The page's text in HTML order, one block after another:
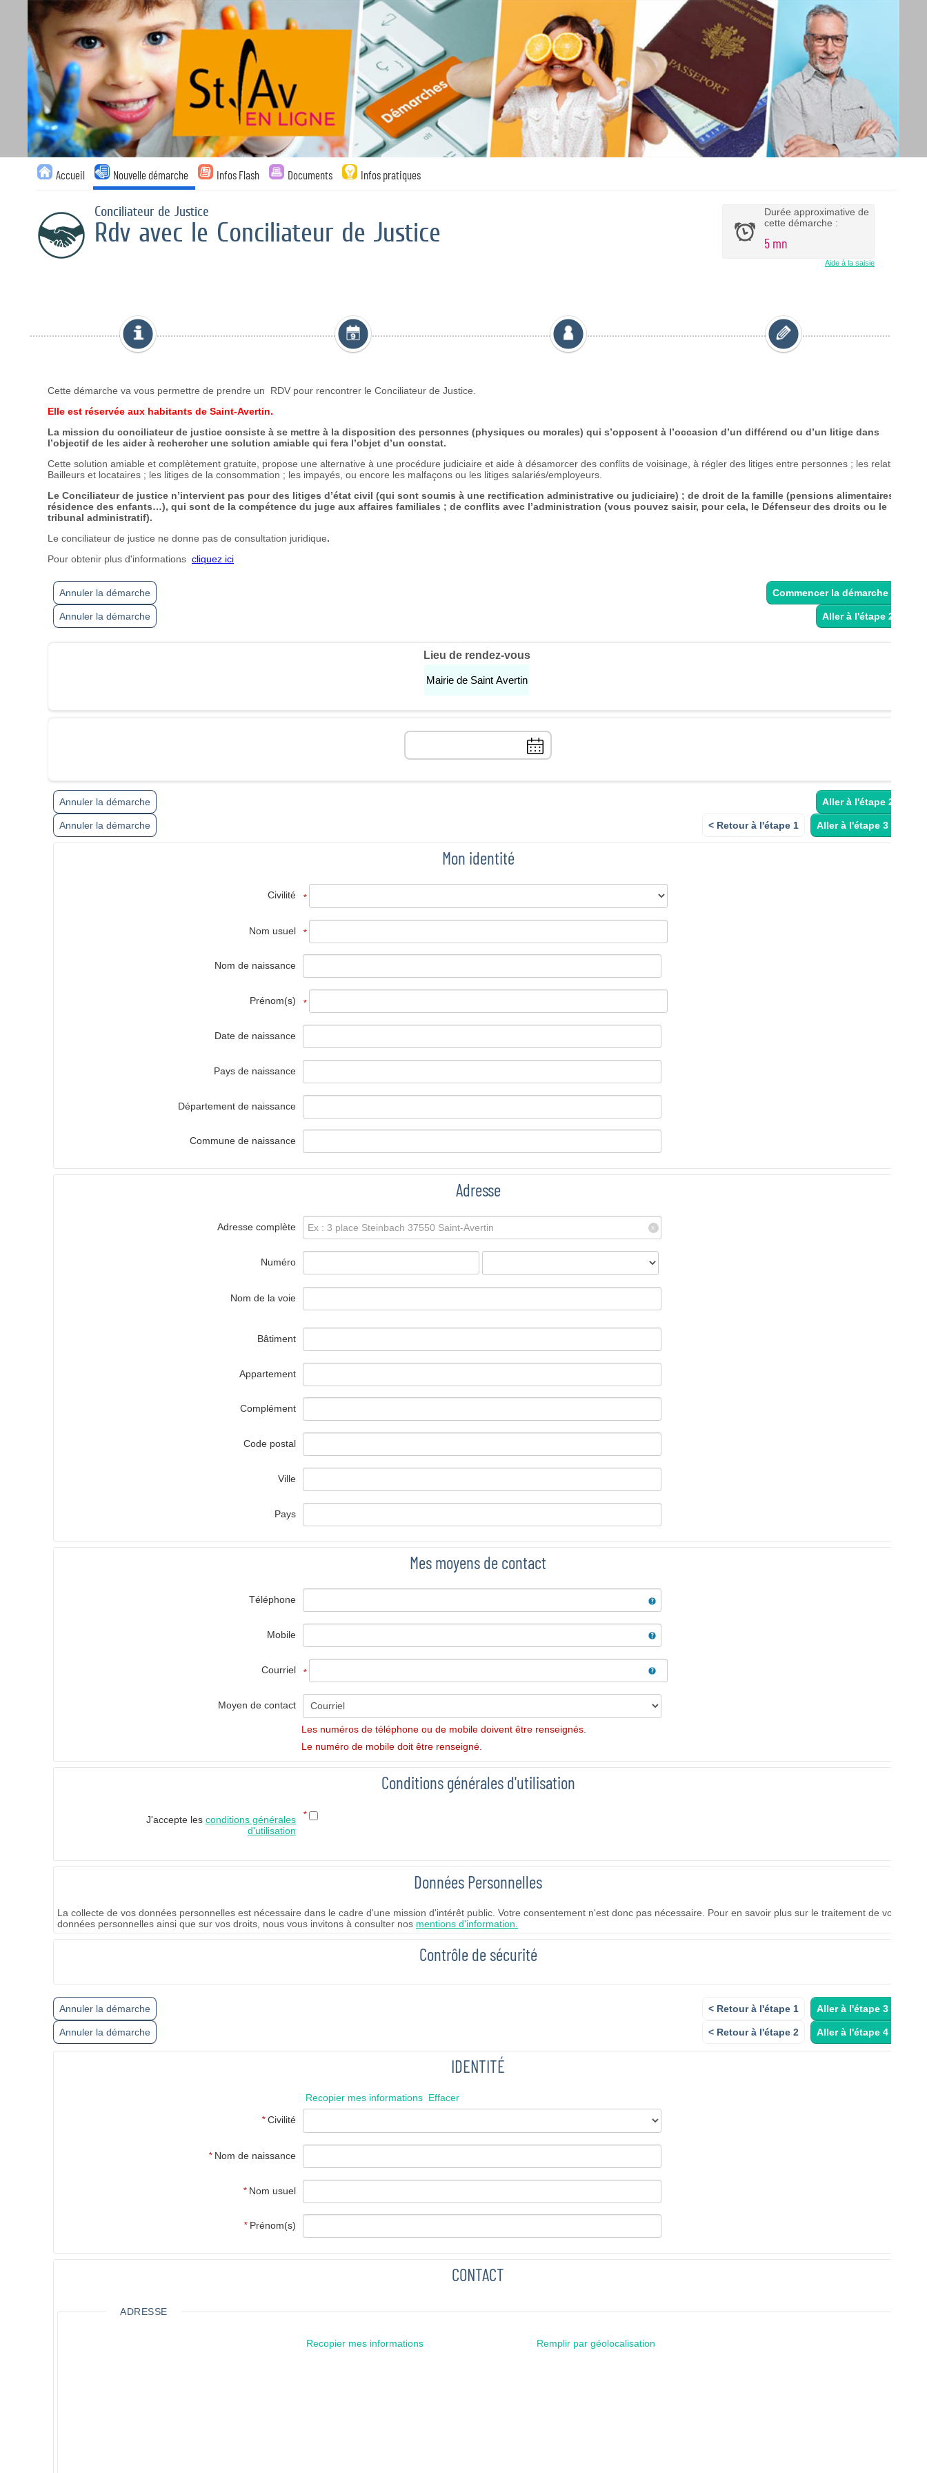
Liste
des
avertissements
Accueil Nouvelle démarche Infos Flash Documents Infos pratiques
Conciliateur de Justice
Rdv avec le Conciliateur de Justice
Durée approximative de
cette démarche :
5 mn
Aide à la saisie
Commencer la démarche
Annuler la démarche
Aller à l'étape 2 >
Annuler la démarche
Lieu de rendez-vous
Mairie de Saint Avertin
Aller à l'étape 2 >
Annuler la démarche
Aller à l'étape 3 >
< Retour à l'étape 1
Annuler la démarche
Mon identité
*
Civilité
*
Nom usuel
Nom de naissance
*
Prénom(s)
Date de naissance
Pays de naissance
Département de naissance
Commune de naissance
Adresse
Adresse complète
Numéro
Nom de la voie
Bâtiment
Appartement
Complément
Code postal
Ville
Pays
Mes moyens de contact
Téléphone
Mobile
*
Courriel
Moyen de contact
Les numéros de téléphone ou de mobile doivent être renseignés.
Le numéro de mobile doit être renseigné.
Conditions générales d'utilisation
J'accepte les conditions générales
d'utilisation
*
Données Personnelles
La collecte de vos données personnelles est nécessaire dans le cadre d'une mission d'intérêt public. Votre consentement n'est donc pas nécessaire. Pour en savoir plus sur le traitement de vos
données personnelles ainsi que sur vos droits, nous vous invitons à consulter nos mentions d'information.
Contrôle de sécurité
Aller à l'étape 3 >
< Retour à l'étape 1
Annuler la démarche
Aller à l'étape 4 >
< Retour à l'étape 2
Annuler la démarche
IDENTITÉ
Recopier mes informations Effacer
*Civilité
*Nom de naissance
*Nom usuel
*Prénom(s)
CONTACT
ADRESSE
Recopier mes informations Remplir par géolocalisation